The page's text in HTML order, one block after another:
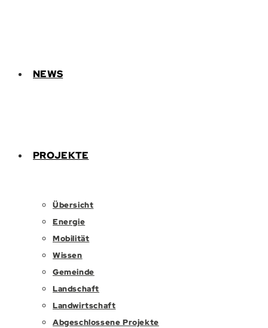
NEWS
PROJEKTE
Übersicht
Energie
Mobilität
Wissen
Gemeinde
Landschaft
Landwirtschaft
Abgeschlossene Projekte